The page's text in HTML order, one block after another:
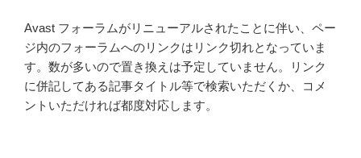
Avast フォーラムがリニューアルされたことに伴い、ペー
ジ内のフォーラムへのリンクはリンク切れとなっていま
す。数が多いので置き換えは予定していません。リンク
に併記してある記事タイトル等で検索いただくか、コメ
ントいただければ都度対応します。